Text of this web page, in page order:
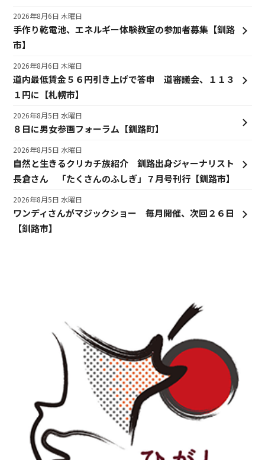
手作り乾電池、エネルギー体験教室の参加者募集【釧路
市】
2026年8月6日 木曜日
道内最低賃金５６円引き上げで答申 道審議会、１１３
１円に【札幌市】
2026年8月6日 木曜日
８日に男女参画フォーラム【釧路町】
2026年8月5日 水曜日
自然と生きるクリカチ族紹介 釧路出身ジャーナリスト
長倉さん 「たくさんのふしぎ」７月号刊行【釧路市】
2026年8月5日 水曜日
ワンディさんがマジックショー 毎月開催、次回２６日
【釧路市】
2026年8月5日 水曜日